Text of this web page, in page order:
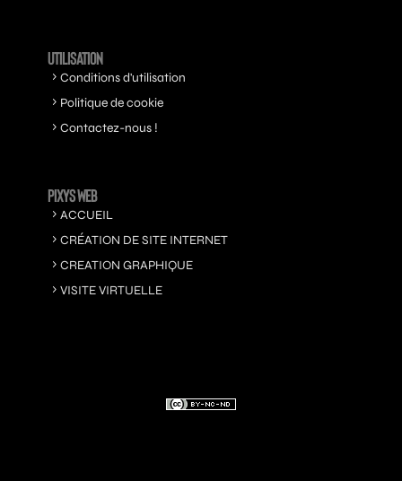
UTILISATION
Conditions d'utilisation
Politique de cookie
Contactez-nous !
PIXYS WEB
ACCUEIL
CRÉATION DE SITE INTERNET
CREATION GRAPHIQUE
VISITE VIRTUELLE